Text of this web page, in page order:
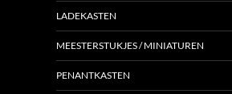
LADEKASTEN
MEESTERSTUKJES / MINIATUREN
PENANTKASTEN